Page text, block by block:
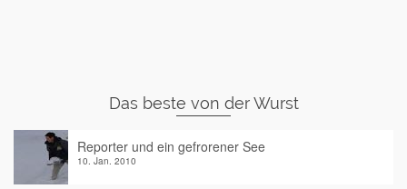
Das beste von der Wurst
Reporter und ein gefrorener See
10. Jan. 2010